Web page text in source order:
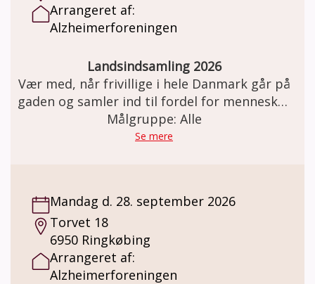
Arrangeret af:
Alzheimerforeningen
Landsindsamling 2026
Vær med, når frivillige i hele Danmark går på
gaden og samler ind til fordel for mennesker
med demens og deres pårørende. Giv 2-3
timer af din tid og gå en rute i dit
Målgruppe: Alle
Se mere
Mandag d. 28. september 2026
Torvet 18
6950 Ringkøbing
Arrangeret af:
Alzheimerforeningen